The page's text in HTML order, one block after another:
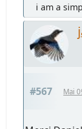
i am a
#567 Mai